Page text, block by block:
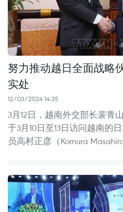
努力推动越日全面战略
实处
12/03/2024 14:35
3月12日，越南外交部长裴青
于3月10日至13日访问越南的
员高村正彦（Komura Masahiro